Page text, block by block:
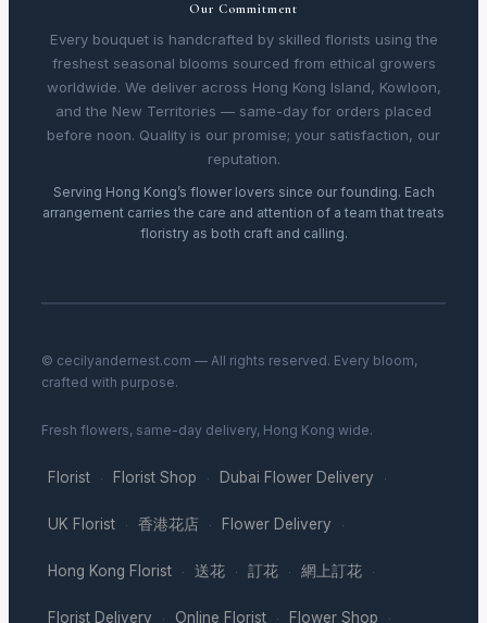
Our Commitment
Every bouquet is handcrafted by skilled florists using the
freshest seasonal blooms sourced from ethical growers
worldwide. We deliver across Hong Kong Island, Kowloon,
and the New Territories — same-day for orders placed
before noon. Quality is our promise; your satisfaction, our
reputation.
Serving Hong Kong’s flower lovers since our founding. Each
arrangement carries the care and attention of a team that treats
floristry as both craft and calling.
© cecilyandernest.com — All rights reserved. Every bloom,
crafted with purpose.
Fresh flowers, same-day delivery, Hong Kong wide.
Florist · Florist Shop · Dubai Flower Delivery ·
UK Florist · 香港花店 · Flower Delivery ·
Hong Kong Florist · 送花 · 訂花 · 網上訂花 ·
Florist Delivery · Online Florist · Flower Shop ·